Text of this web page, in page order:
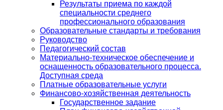
Результаты приема по каждой
специальности среднего
профессионального образования
Образовательные стандарты и требования
Руководство
Педагогический состав
Материально-техническое обеспечение и
оснащенность образовательного процесса.
Доступная среда
Платные образовательные услуги
Финансово-хозяйственная деятельность
Государственное задание